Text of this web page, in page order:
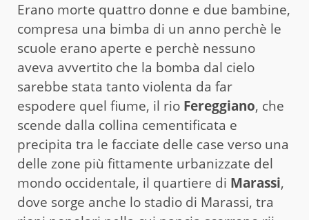
Erano morte quattro donne e due bambine,
compresa una bimba di un anno perchè le
scuole erano aperte e perchè nessuno
aveva avvertito che la bomba dal cielo
sarebbe stata tanto violenta da far
espodere quel fiume, il rio Fereggiano, che
scende dalla collina cementificata e
precipita tra le facciate delle case verso una
delle zone più fittamente urbanizzate del
mondo occidentale, il quartiere di Marassi,
dove sorge anche lo stadio di Marassi, tra